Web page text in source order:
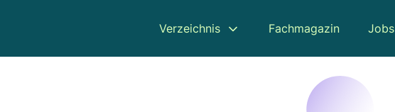
Verzeichnis Fachmagazin Jobs